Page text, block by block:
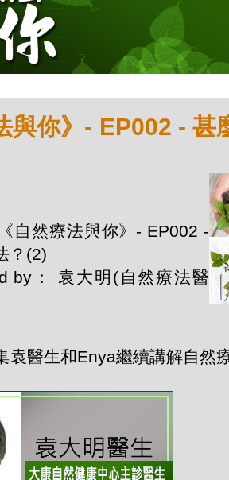
與你》- EP002 -
自然療法與你》- EP002 -
？(2)
by： 袁大明(自然療法醫
袁醫生和Enya繼續講解自然